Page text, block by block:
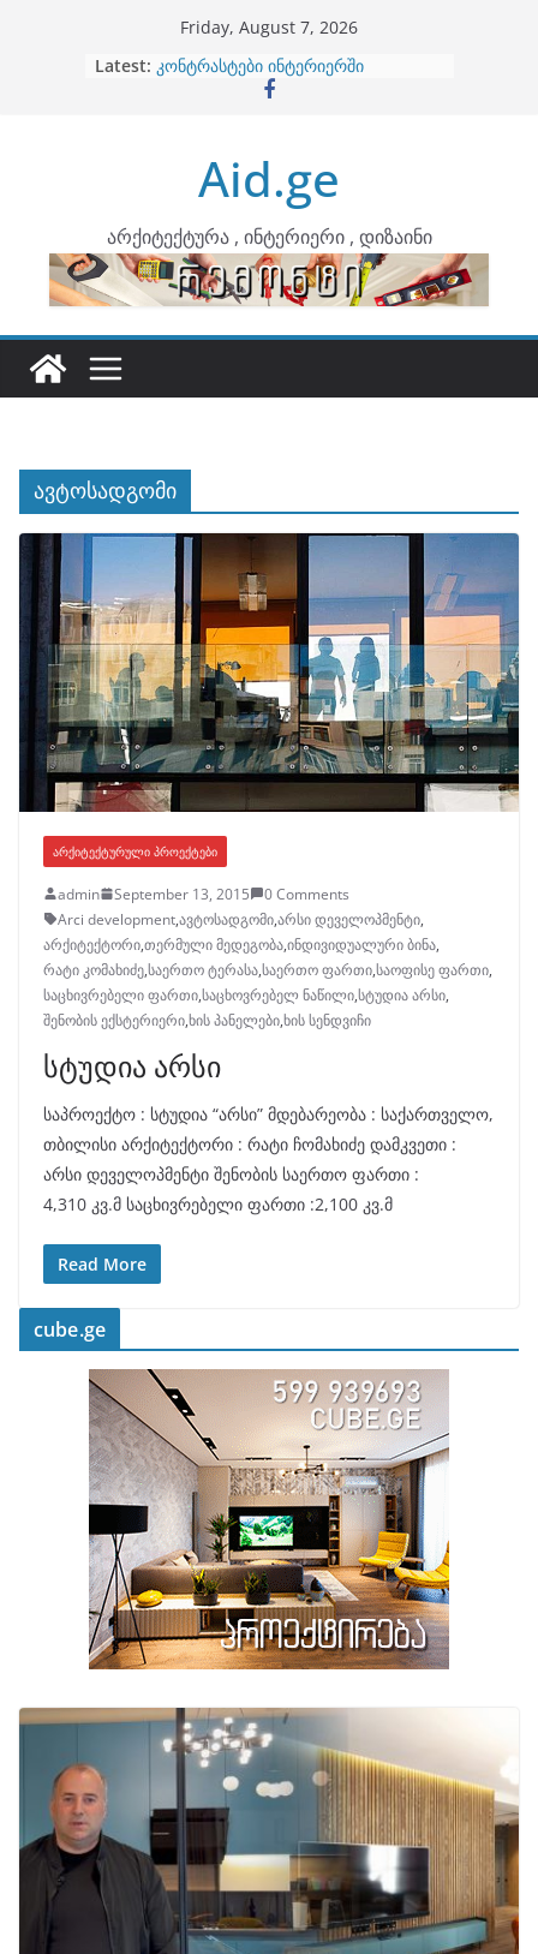
Friday, August 7, 2026
Latest: ბინების გაერთიანება
კონტრასტები ინტერიერში
ინტერიერის დიზიანი
არტემიდი წარმოგიდგენთ
Aid.ge
არქიტექტურა , ინტერიერი , დიზაინი
ავტოსადგომი
ᲐᲠᲥᲘᲢᲔᲥᲢᲣᲠᲣᲚᲘ ᲞᲠᲝᲔᲥᲢᲔᲑᲘ
admin September 13, 2015
0 Comments
Arci development,ავტოსადგომი,არსი დეველოპმენტი,
არქიტექტორი,თერმული მედეგობა,ინდივიდუალური ბინა,
რატი კომახიძე,საერთო ტერასა,საერთო ფართი,საოფისე ფართი,
საცხივრებელი ფართი,საცხოვრებელ ნაწილი,სტუდია არსი,
შენობის ექსტერიერი,ხის პანელები,ხის სენდვიჩი
სტუდია არსი
საპროექტო : სტუდია “არსი” მდებარეობა : საქართველო,
თბილისი არქიტექტორი : რატი ჩომახიძე დამკვეთი :
არსი დეველოპმენტი შენობის საერთო ფართი :
4,310 კვ.მ საცხივრებელი ფართი :2,100 კვ.მ
Read More
cube.ge